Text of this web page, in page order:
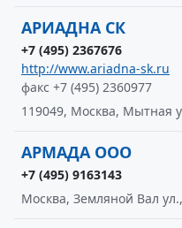
АРИАДНА СК
+7 (495) 2367676
http://www.ariadna-sk.ru
факс +7 (495) 2360977
119049, Москва, Мытная
АРМАДА ООО
+7 (495) 9163143
Москва, Земляной Вал